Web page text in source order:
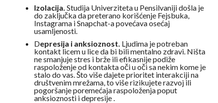
Izolacija. Studija Univerziteta u Pensilvaniji došla je
do zaključka da preterano korišćenje Fejsbuka,
Instagrama i Snapchat-a povećava osećaj
usamljenosti.
Depresija i anksioznost. Ljudima je potreban
kontakt licem u lice da bi bili mentalno zdravi. Ništa
ne smanjuje stres i brže ili efikasnije podiže
raspoloženje od kontakta oči u oči sa nekim kome je
stalo do vas. Što više dajete prioritet interakciji na
društvenim mrežama, to više rizikujete razvoj ili
pogoršanje poremećaja raspoloženja poput
anksioznosti i depresije .